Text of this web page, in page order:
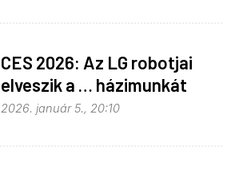
CES 2026: Az LG robotjai
elveszik a … házimunkát
2026. január 5., 20:10